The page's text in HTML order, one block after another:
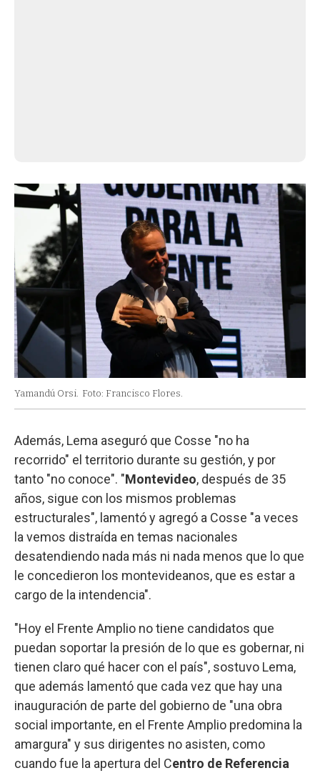
Yamandú Orsi. Foto: Francisco Flores.
Además, Lema aseguró que Cosse "no ha
recorrido" el territorio durante su gestión, y por
tanto "no conoce". "Montevideo, después de 35
años, sigue con los mismos problemas
estructurales", lamentó y agregó a Cosse "a veces
la vemos distraída en temas nacionales
desatendiendo nada más ni nada menos que lo que
le concedieron los montevideanos, que es estar a
cargo de la intendencia".
"Hoy el Frente Amplio no tiene candidatos que
puedan soportar la presión de lo que es gobernar, ni
tienen claro qué hacer con el país", sostuvo Lema,
que además lamentó que cada vez que hay una
inauguración de parte del gobierno de "una obra
social importante, en el Frente Amplio predomina la
amargura" y sus dirigentes no asisten, como
cuando fue la apertura del Centro de Referencia